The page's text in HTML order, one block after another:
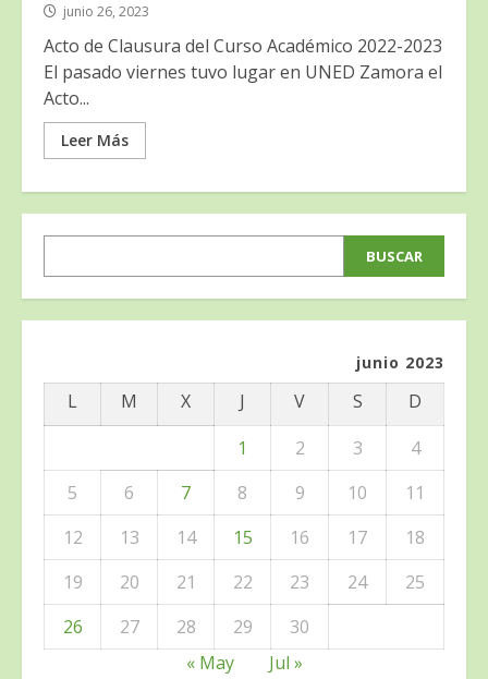
junio 26, 2023
Acto de Clausura del Curso Académico 2022-2023
El pasado viernes tuvo lugar en UNED Zamora el
Acto...
Leer Más
BUSCAR BUSCAR
junio 2023
L M X J V S
D
1
2 3
4
5
6 7 8 9 10
11
12
13 14 15 16 17
18
19
20 21 22 23 24
25
26
27 28 29
30
« May
Jul »